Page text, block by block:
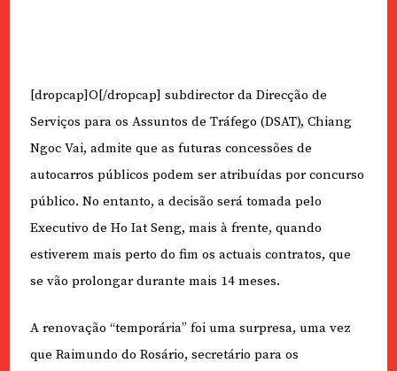
[dropcap]O[/dropcap] subdirector da Direcção de
Serviços para os Assuntos de Tráfego (DSAT), Chiang
Ngoc Vai, admite que as futuras concessões de
autocarros públicos podem ser atribuídas por concurso
público. No entanto, a decisão será tomada pelo
Executivo de Ho Iat Seng, mais à frente, quando
estiverem mais perto do fim os actuais contratos, que
se vão prolongar durante mais 14 meses.
A renovação “temporária” foi uma surpresa, uma vez
que Raimundo do Rosário, secretário para os